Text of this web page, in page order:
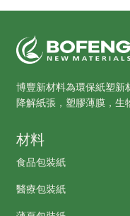
博豐新材料為環保紙塑新
降解紙張，塑膠薄膜，生
材料
食品包裝紙
醫療包裝紙